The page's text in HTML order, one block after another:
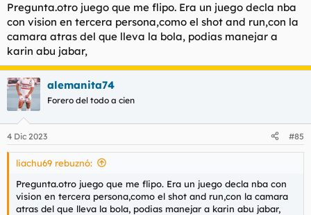
Pregunta.otro juego que me flipo. Era un juego decla nba
con vision en tercera persona,como el shot and run,con la
camara atras del que lleva la bola, podias manejar a
karin abu jabar,
alemanita74
Forero del todo a cien
4 Dic 2023 #85
liachu69 rebuznó:
Pregunta.otro juego que me flipo. Era un juego decla nba con
vision en tercera persona,como el shot and run,con la camara
atras del que lleva la bola, podias manejar a karin abu jabar,